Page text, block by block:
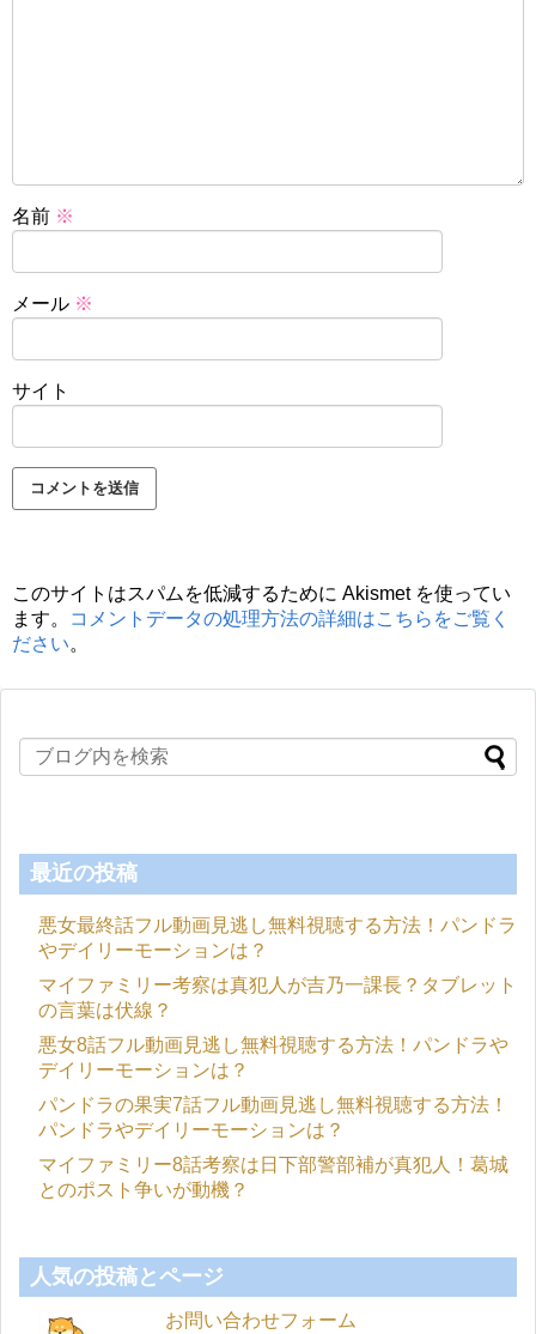
名前 ※
メール ※
サイト
このサイトはスパムを低減するために Akismet を使ってい
ます。
コメントデータの処理方法の詳細はこちらをご覧く
ださい。
最近の投稿
悪女最終話フル動画見逃し無料視聴する方法！パンドラ
やデイリーモーションは？
マイファミリー考察は真犯人が吉乃一課長？タブレット
の言葉は伏線？
悪女8話フル動画見逃し無料視聴する方法！パンドラや
デイリーモーションは？
パンドラの果実7話フル動画見逃し無料視聴する方法！
パンドラやデイリーモーションは？
マイファミリー8話考察は日下部警部補が真犯人！葛城
とのポスト争いが動機？
人気の投稿とページ
お問い合わせフォーム